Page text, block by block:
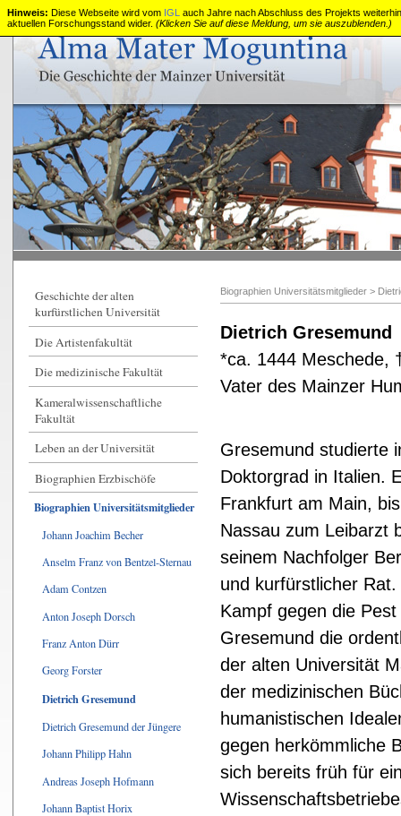
Die
alte
kurfürstliche
Universität
Mainz
Geschichte der alten
kurfürstlichen Universität
Die Artistenfakultät
Die medizinische Fakultät
Kameralwissenschaftliche
Fakultät
Leben an der Universität
Biographien Erzbischöfe
Biographien Universitätsmitglieder
Johann Joachim Becher
Anselm Franz von Bentzel-Sternau
Adam Contzen
Anton Joseph Dorsch
Franz Anton Dürr
Georg Forster
Dietrich Gresemund
Dietrich Gresemund der Jüngere
Johann Philipp Hahn
Andreas Joseph Hofmann
Johann Baptist Horix
Biographien Universitätsmitglieder >
Dietrich Gresemund
*ca. 1444 Meschede,
Vater des Mainzer
Gresemund studierte
Doktorgrad in Italien.
Frankfurt am Main,
Nassau zum Leibarzt
seinem Nachfolger
und kurfürstlicher
Kampf gegen die
Gresemund die
der alten Universität
der medizinischen
humanistischen
gegen herkömmliche
sich bereits früh für
Hinweis: Diese Webseite wird vom IGL auch Jahre nach Abschluss des Projekts
aktuellen Forschungsstand wider. (Klicken Sie auf diese Meldung, um sie auszublenden.)